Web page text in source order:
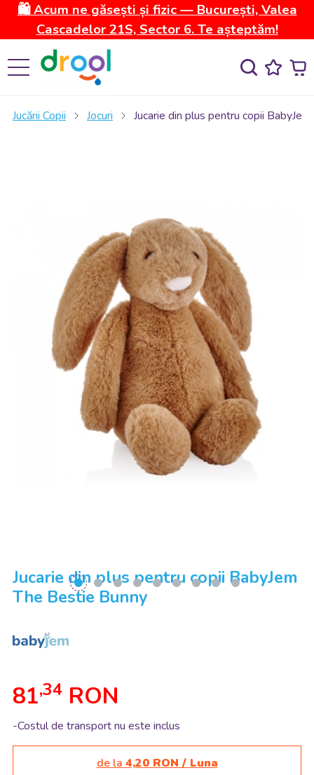
🛍️ Acum ne găsești și fizic — București, Valea
Cascadelor 21S, Sector 6. Te așteptăm!
Jucării Copii Jocuri Jucarie din plus pentru copii
Jucarie din plus pentru copii BabyJem
The Bestie Bunny
81,34 RON
-Costul de transport nu este inclus
de la 4,20 RON / Luna